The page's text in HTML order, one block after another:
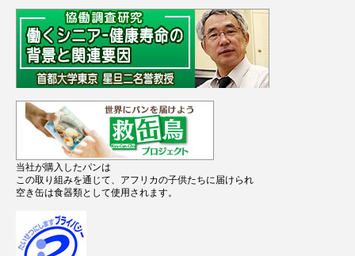
当社が購入したパンは
この取り組みを通じて、アフリカの子供たちに届けられ
空き缶は食器類として使用されます。